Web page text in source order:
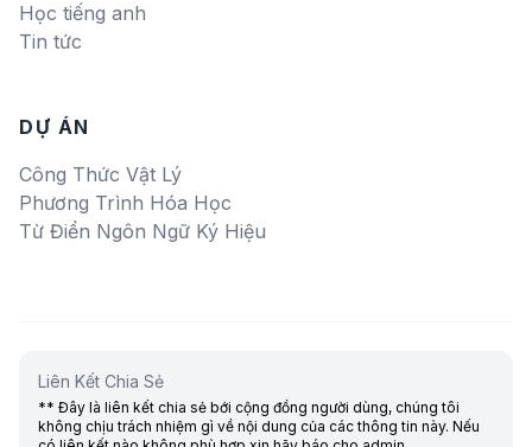
Học tiếng anh
Tin tức
DỰ ÁN
Công Thức Vật Lý
Phương Trình Hóa Học
Từ Điển Ngôn Ngữ Ký Hiệu
Liên Kết Chia Sẻ
** Đây là liên kết chia sẻ bới cộng đồng người dùng, chúng tôi
không chịu trách nhiệm gì về nội dung của các thông tin này. Nếu